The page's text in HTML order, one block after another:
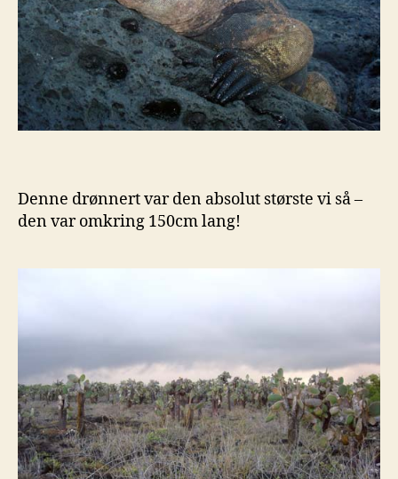
Denne drønnert var den absolut største vi så –
den var omkring 150cm lang!